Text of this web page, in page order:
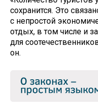
сохранится. Это
с непростой
отдых, в том числе и
для
он.